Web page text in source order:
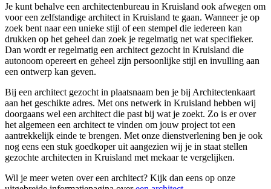
Je kunt behalve een architectenbureau in Kruisland ook afwegen om
voor een zelfstandige architect in Kruisland te gaan. Wanneer je op
zoek bent naar een unieke stijl of een stempel die iedereen kan
drukken op het geheel dan zoek je regelmatig net wat specifieker.
Dan wordt er regelmatig een architect gezocht in Kruisland die
autonoom opereert en geheel zijn persoonlijke stijl en invulling aan
een ontwerp kan geven.
Bij een architect gezocht in plaatsnaam ben je bij Architectenkaart
aan het geschikte adres. Met ons netwerk in Kruisland hebben wij
doorgaans wel een architect die past bij wat je zoekt. Zo is er over
het algemeen een architect te vinden om jouw project tot een
aantrekkelijk einde te brengen. Met onze dienstverlening ben je ook
nog eens een stuk goedkoper uit aangezien wij je in staat stellen
gezochte architecten in Kruisland met mekaar te vergelijken.
Wil je meer weten over een architect? Kijk dan eens op onze